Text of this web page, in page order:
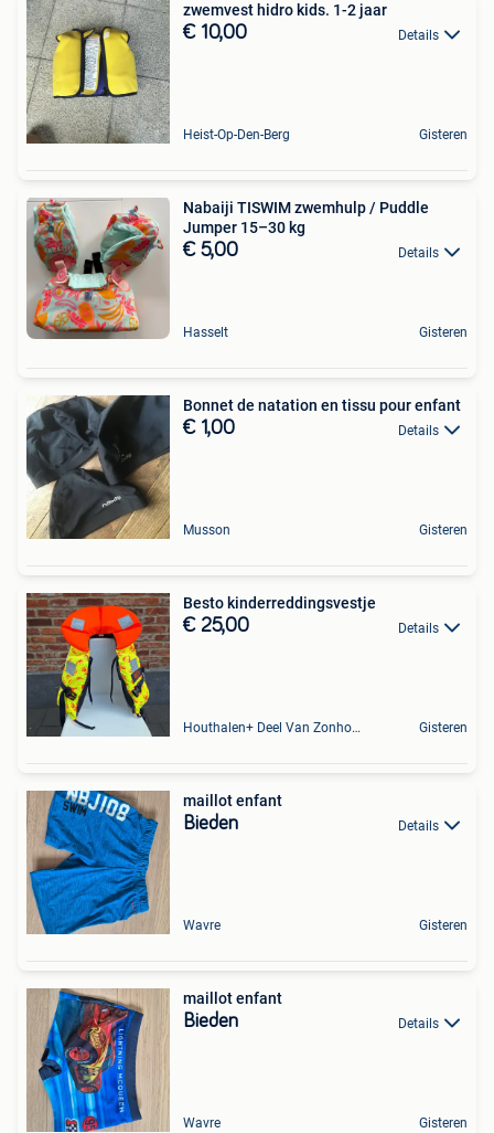
zwemvest hidro kids. 1-2 jaar
€ 10,00 Details
Heist-Op-Den-Berg Gisteren
Nabaiji TISWIM zwemhulp / Puddle
Jumper 15–30 kg
€ 5,00 Details
Hasselt Gisteren
Bonnet de natation en tissu pour enfant
€ 1,00 Details
Musson Gisteren
Besto kinderreddingsvestje
€ 25,00 Details
Houthalen+ Deel Van Zonhoven En Zolder Gisteren
maillot enfant
Bieden Details
Wavre Gisteren
maillot enfant
Bieden Details
Wavre Gisteren